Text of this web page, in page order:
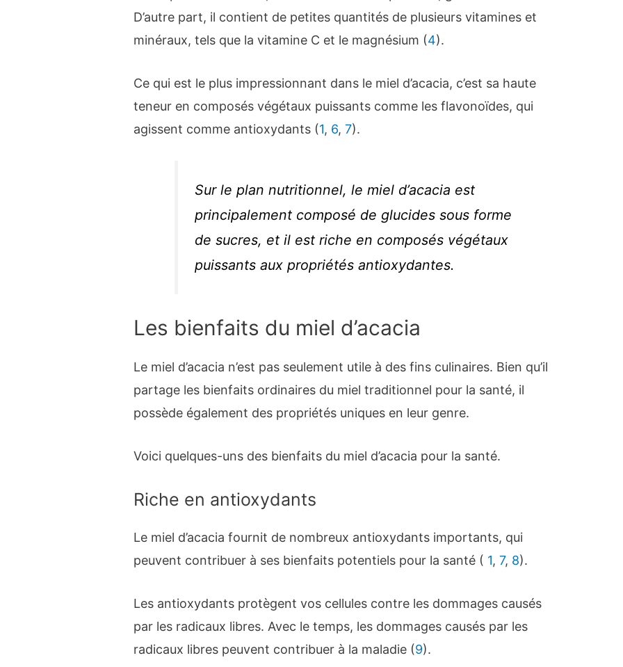
D’autre part, il contient de petites quantités de plusieurs vitamines et
minéraux, tels que la vitamine C et le magnésium (4).
Ce qui est le plus impressionnant dans le miel d’acacia, c’est sa haute
teneur en composés végétaux puissants comme les flavonoïdes, qui
agissent comme antioxydants (1, 6,7).
Sur le plan nutritionnel, le miel d’acacia est
principalement composé de glucides sous forme
de sucres, et il est riche en composés végétaux
puissants aux propriétés antioxydantes.
Les bienfaits du miel d’acacia
Le miel d’acacia n’est pas seulement utile à des fins culinaires. Bien qu’il
partage les bienfaits ordinaires du miel traditionnel pour la santé, il
possède également des propriétés uniques en leur genre.
Voici quelques-uns des bienfaits du miel d’acacia pour la santé.
Riche en antioxydants
Le miel d’acacia fournit de nombreux antioxydants importants, qui
peuvent contribuer à ses bienfaits potentiels pour la santé ( 1,7, 8).
Les antioxydants protègent vos cellules contre les dommages causés
par les radicaux libres. Avec le temps, les dommages causés par les
radicaux libres peuvent contribuer à la maladie (9).